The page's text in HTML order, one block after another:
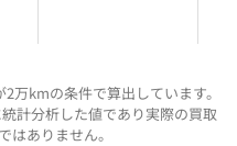
万kmの条件で算出しています。
計分析した値であり実際の買取
はありません。